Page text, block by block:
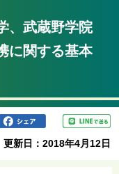
、武蔵野学院
に関する基本
更新日：2018年4月12日